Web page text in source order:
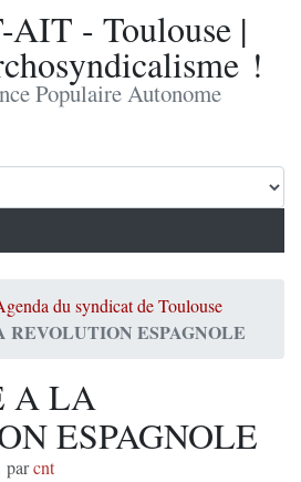
AIT - Toulouse |
!
Populaire Autonome
du syndicat de Toulouse
REVOLUTION ESPAGNOLE
A LA
ESPAGNOLE
parcnt